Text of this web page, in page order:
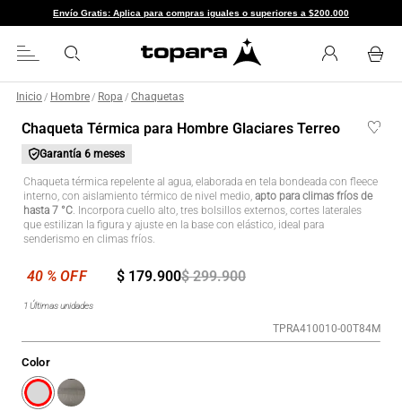
Envío Gratis: Aplica para compras iguales o superiores a $200.000
Inicio / Hombre / Ropa / Chaquetas
Chaqueta Térmica para Hombre Glaciares Terreo
Garantía 6 meses
Chaqueta térmica repelente al agua, elaborada en tela bondeada con fleece
interno, con aislamiento térmico de nivel medio, apto para climas fríos de
hasta 7 °C. Incorpora cuello alto, tres bolsillos externos, cortes laterales
que estilizan la figura y ajuste en la base con elástico, ideal para
senderismo en climas fríos.
$ 299.900
$ 179.900
1 Últimas unidades
TPRA410010-00T84M
Color